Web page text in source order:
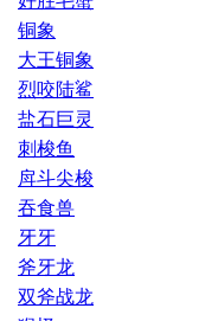
铜象
大王铜象
烈咬陆鲨
盐石巨灵
刺梭鱼
戽斗尖梭
吞食兽
牙牙
斧牙龙
双斧战龙